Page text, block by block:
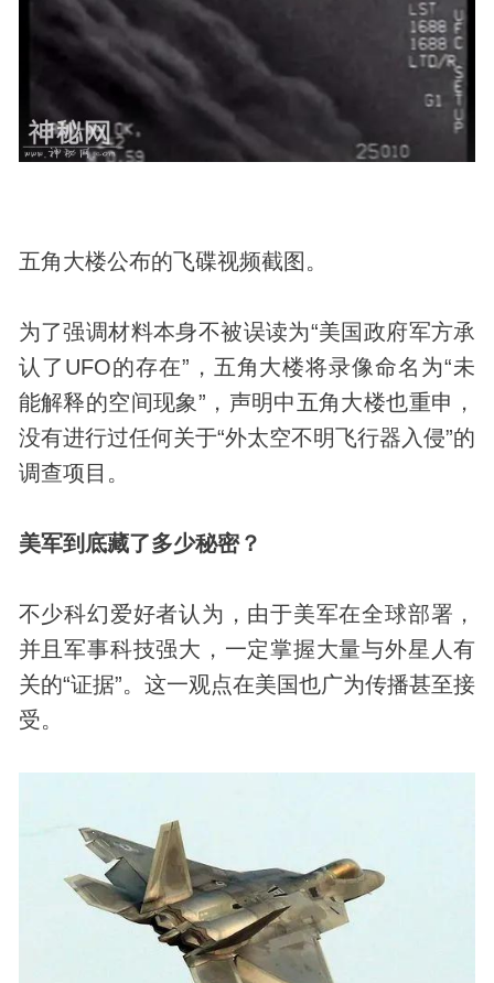
五角大楼公布的飞碟视频截图。
为了强调材料本身不被误读为“美国政府军方承
认了UFO的存在”，五角大楼将录像命名为“未
能解释的空间现象”，声明中五角大楼也重申，
没有进行过任何关于“外太空不明飞行器入侵”的
调查项目。
美军到底藏了多少秘密？
不少科幻爱好者认为，由于美军在全球部署，
并且军事科技强大，一定掌握大量与外星人有
关的“证据”。这一观点在美国也广为传播甚至接
受。